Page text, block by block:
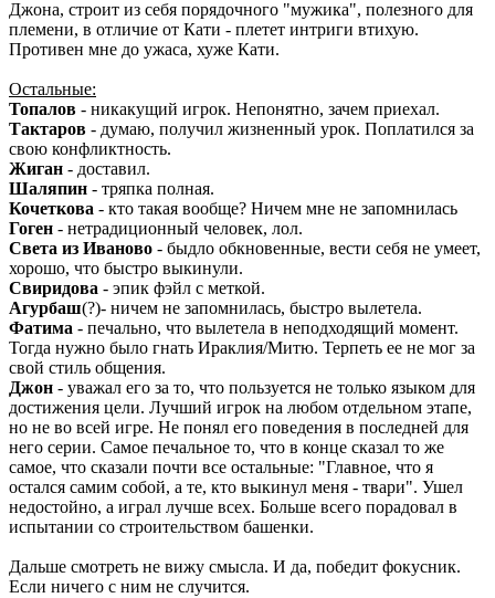
Джона, строит из себя порядочного "мужика", полезного для
племени, в отличие от Кати - плетет интриги втихую.
Противен мне до ужаса, хуже Кати.
Остальные:
Топалов - никакущий игрок. Непонятно, зачем приехал.
Тактаров - думаю, получил жизненный урок. Поплатился за
свою конфликтность.
Жиган - доставил.
Шаляпин - тряпка полная.
Кочеткова - кто такая вообще? Ничем мне не запомнилась
Гоген - нетрадиционный человек, лол.
Света из Иваново - быдло обкновенные, вести себя не умеет,
хорошо, что быстро выкинули.
Свиридова - эпик фэйл с меткой.
Агурбаш(?)- ничем не запомнилась, быстро вылетела.
Фатима - печально, что вылетела в неподходящий момент.
Тогда нужно было гнать Ираклия/Митю. Терпеть ее не мог за
свой стиль общения.
Джон - уважал его за то, что пользуется не только языком для
достижения цели. Лучший игрок на любом отдельном этапе,
но не во всей игре. Не понял его поведения в последней для
него серии. Самое печальное то, что в конце сказал то же
самое, что сказали почти все остальные: "Главное, что я
остался самим собой, а те, кто выкинул меня - твари". Ушел
недостойно, а играл лучше всех. Больше всего порадовал в
испытании со строительством башенки.
Дальше смотреть не вижу смысла. И да, победит фокусник.
Если ничего с ним не случится.